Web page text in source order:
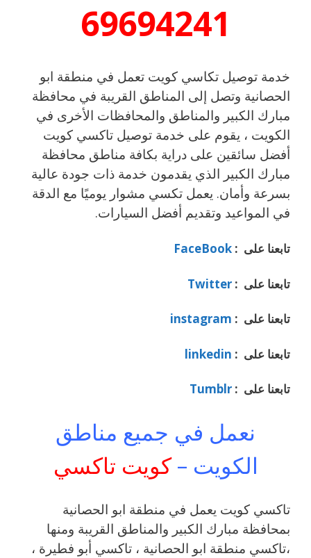
69694241
خدمة توصيل تكاسي كويت تعمل في منطقة ابو
الحصانية وتصل إلى المناطق القريبة في محافظة
مبارك الكبير والمناطق والمحافظات الأخرى في
الكويت ، يقوم على خدمة توصيل تاكسي كويت
أفضل سائقين على دراية بكافة مناطق محافظة
مبارك الكبير الذي يقدمون خدمة ذات جودة عالية
بسرعة وأمان. يعمل تكسي مشوار يوميًا مع الدقة
في المواعيد وتقديم أفضل السيارات.
تابعنا على : FaceBook
تابعنا على : Twitter
تابعنا على : instagram
تابعنا على : linkedin
تابعنا على : Tumblr
نعمل في جميع مناطق
الكويت –كويت تاكسي
تاكسي كويت يعمل في منطقة ابو الحصانية
بمحافظة مبارك الكبير والمناطق القريبة ‎ومنها
،تاكسي منطقة ابو الحصانية ، تاكسي أبو فطيرة ،